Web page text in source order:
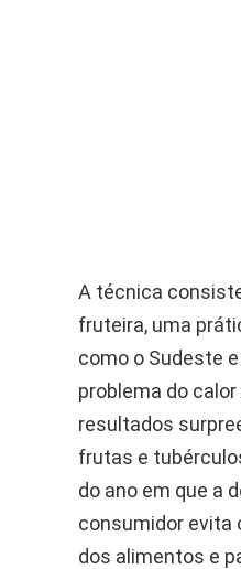
A técnica
fruteira, uma
como o Sudeste
problema do
resultados
frutas e
do ano em que a
consumidor evita
dos alimentos e